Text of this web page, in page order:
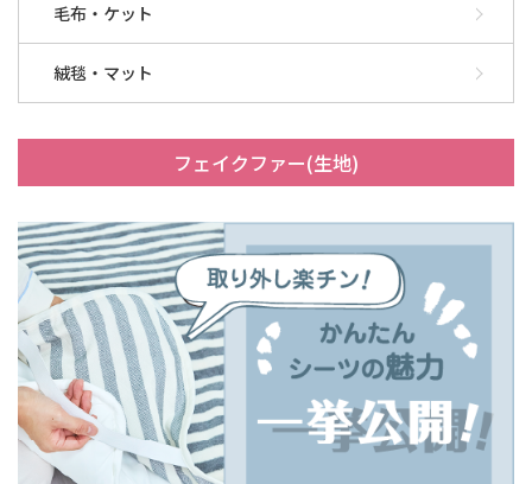
毛布・ケット
絨毯・マット
フェイクファー(生地)